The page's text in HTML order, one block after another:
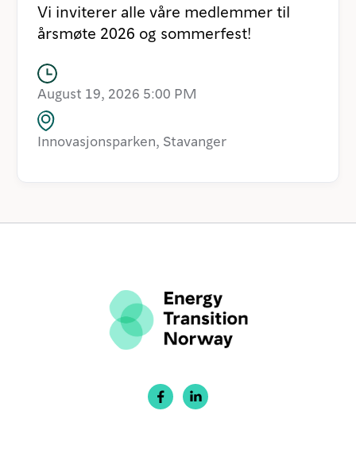
Vi inviterer alle våre medlemmer til
årsmøte 2026 og sommerfest!
August 19, 2026 5:00 PM
Innovasjonsparken, Stavanger
 